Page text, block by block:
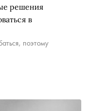
решения
в
поэтому